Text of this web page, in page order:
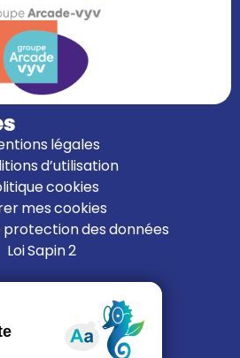
légales
d’utilisation
cookies
mes cookies
protection des données
Loi Sapin 2
rejoindre